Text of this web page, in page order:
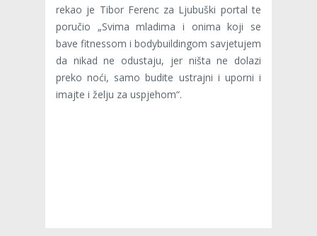
rekao je Tibor Ferenc za Ljubuški portal te
poručio „Svima mladima i onima koji se
bave fitnessom i bodybuildingom savjetujem
da nikad ne odustaju, jer ništa ne dolazi
preko noći, samo budite ustrajni i uporni i
imajte i želju za uspjehom“.